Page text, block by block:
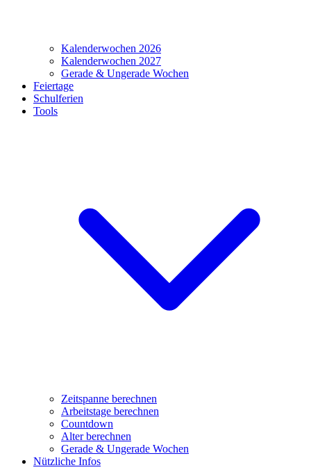
Kalenderwochen 2026
Kalenderwochen 2027
Gerade & Ungerade Wochen
Feiertage
Schulferien
Tools
Zeitspanne berechnen
Arbeitstage berechnen
Countdown
Alter berechnen
Gerade & Ungerade Wochen
Nützliche Infos